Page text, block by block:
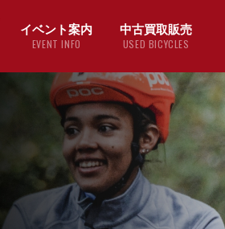
イベント案内
EVENT INFO
中古買取販売
USED BICYCLES